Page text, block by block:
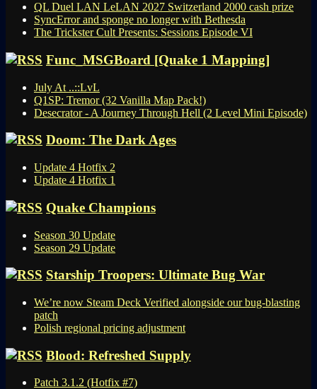
QL Duel LAN LeLAN 2027 Switzerland 2000 cash prize
SyncError and sponge no longer with Bethesda
The Trickster Cult Presents: Sessions Episode VI
Func_MSGBoard [Quake 1 Mapping]
July At ..::LvL
Q1SP: Tremor (32 Vanilla Map Pack!)
Desecrator - A Journey Through Hell (2 Level Mini Episode)
Doom: The Dark Ages
Update 4 Hotfix 2
Update 4 Hotfix 1
Quake Champions
Season 30 Update
Season 29 Update
Starship Troopers: Ultimate Bug War
We’re now Steam Deck Verified alongside our bug-blasting
patch
Polish regional pricing adjustment
Blood: Refreshed Supply
Patch 3.1.2 (Hotfix #7)